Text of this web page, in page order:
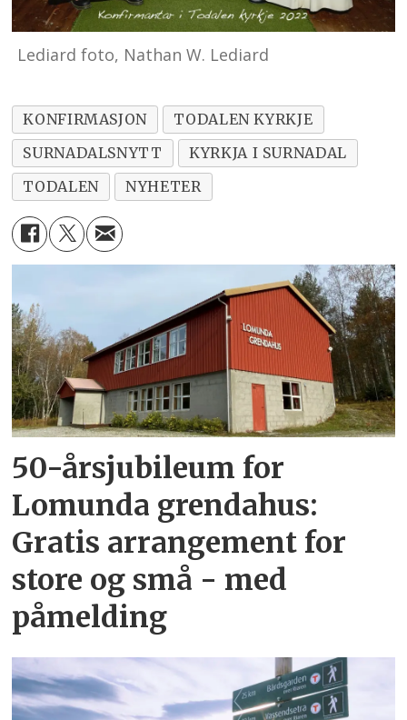
Lediard foto, Nathan W. Lediard
KONFIRMASJON
TODALEN KYRKJE
SURNADALSNYTT
KYRKJA I SURNADAL
TODALEN
NYHETER
50-årsjubileum for
Lomunda grendahus:
Gratis arrangement for
store og små - med
påmelding